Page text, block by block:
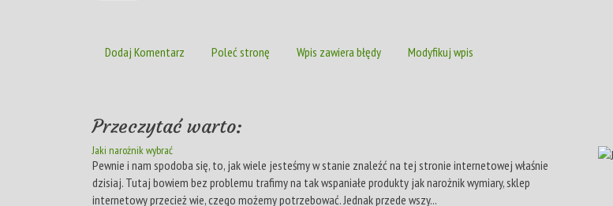
Dodaj Komentarz Poleć stronę Wpis zawiera błędy Modyfikuj wpis
Przeczytać warto:
Jaki narożnik wybrać
Pewnie i nam spodoba się, to, jak wiele jesteśmy w stanie znaleźć na tej stronie internetowej właśnie
dzisiaj. Tutaj bowiem bez problemu trafimy na tak wspaniałe produkty jak narożnik wymiary, sklep
internetowy przecież wie, czego możemy potrzebować. Jednak przede wszy...